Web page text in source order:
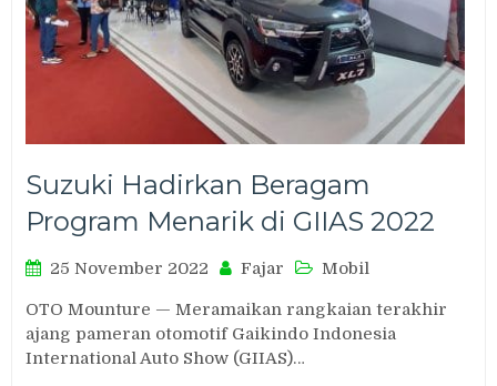
Suzuki Hadirkan Beragam
Program Menarik di GIIAS 2022
25 November 2022 Fajar Mobil
OTO Mounture — Meramaikan rangkaian terakhir
ajang pameran otomotif Gaikindo Indonesia
International Auto Show (GIIAS)…